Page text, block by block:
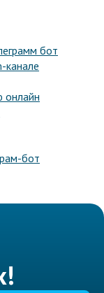
бот
канале
онлайн
бот